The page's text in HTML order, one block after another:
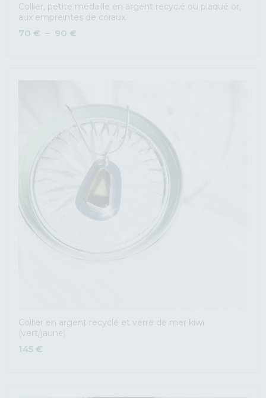
Collier, petite médaille en argent recyclé ou plaqué or,
aux empreintes de coraux.
70 € – 90 €
Collier en argent recyclé et verre de mer kiwi
(vert/jaune)
145 €